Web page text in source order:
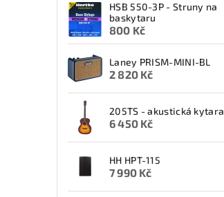
HSB 550-3P - Struny na
baskytaru
800 Kč
Laney PRISM-MINI-BL
2 820 Kč
205TS - akustická kytara
6 450 Kč
HH HPT-115
7 990 Kč